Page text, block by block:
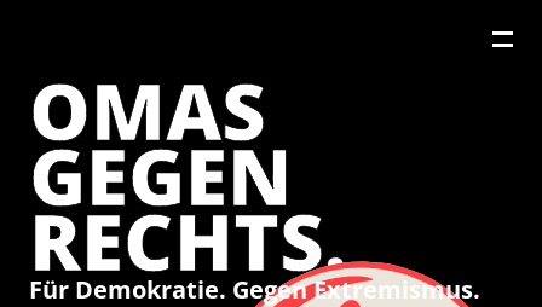
OMAS
GEGEN
RECHTS.
Für Demokratie. Gegen Extremismus.